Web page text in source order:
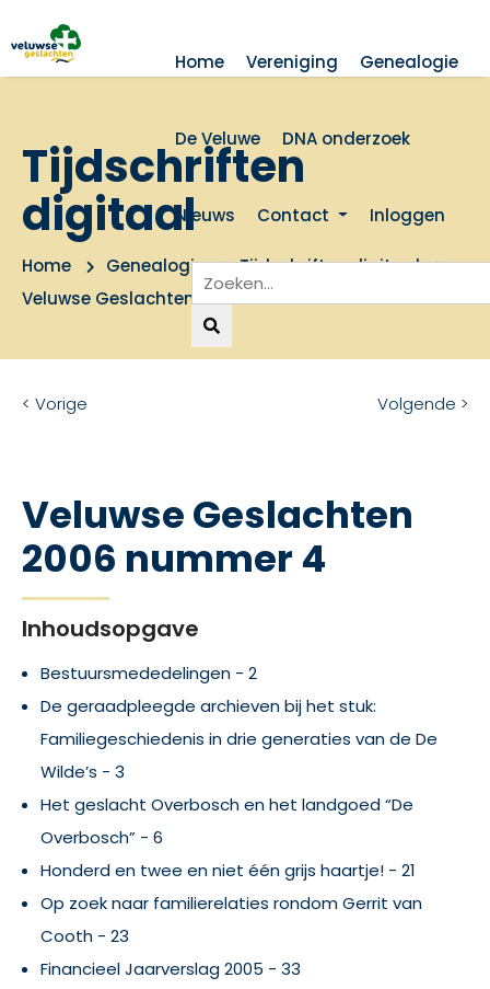
Home Vereniging Genealogie
De Veluwe DNA onderzoek
Nieuws Contact Inloggen
Tijdschriften
digitaal
Home Genealogie
Tijdschriften digitaal
Veluwse Geslachten 2006 nummer 4
< Vorige Volgende >
Veluwse Geslachten
2006 nummer 4
Inhoudsopgave
Bestuursmededelingen - 2
De geraadpleegde archieven bij het stuk:
Familiegeschiedenis in drie generaties van de De
Wilde’s - 3
Het geslacht Overbosch en het landgoed “De
Overbosch” - 6
Honderd en twee en niet één grijs haartje! - 21
Op zoek naar familierelaties rondom Gerrit van
Cooth - 23
Financieel Jaarverslag 2005 - 33